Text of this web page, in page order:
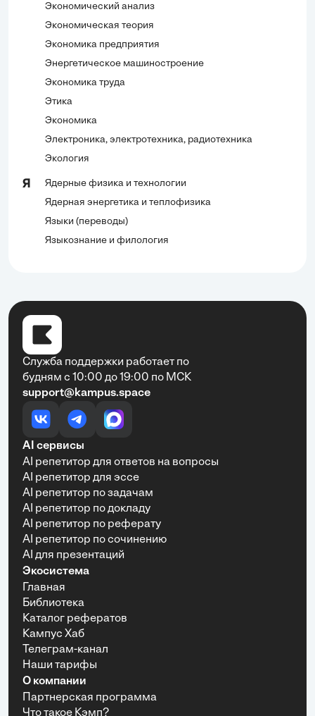
Экономический анализ
Экономическая теория
Экономика предприятия
Энергетическое машиностроение
Экономика труда
Этика
Экономика
Электроника, электротехника, радиотехника
Экология
Я
Ядерные физика и технологии
Ядерная энергетика и теплофизика
Языки (переводы)
Языкознание и филология
Служба поддержки работает по
будням с 10:00 до 19:00 по МСК
support@kampus.space
AI сервисы
AI репетитор для ответов на вопросы
AI репетитор для эссе
AI репетитор по задачам
AI репетитор по докладу
AI репетитор по реферату
AI репетитор по сочинению
AI для презентаций
Экосистема
Главная
Библиотека
Каталог рефератов
Кампус Хаб
Телеграм-канал
Наши тарифы
О компании
Партнерская программа
Что такое Кэмп?